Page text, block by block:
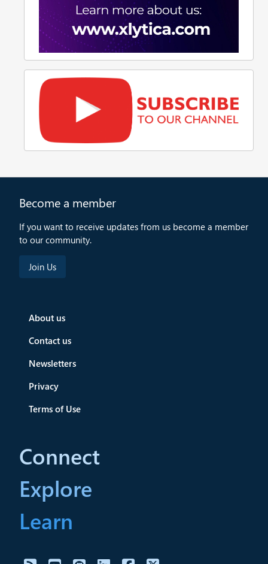
Become a member
If you want to receive updates from us become a member
to our community.
About us
Contact us
Newsletters
Privacy
Terms of Use
Connect
Explore
Learn